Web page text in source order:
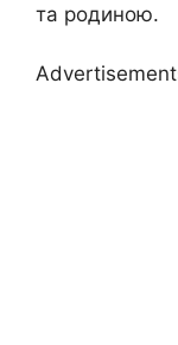
та родиною.